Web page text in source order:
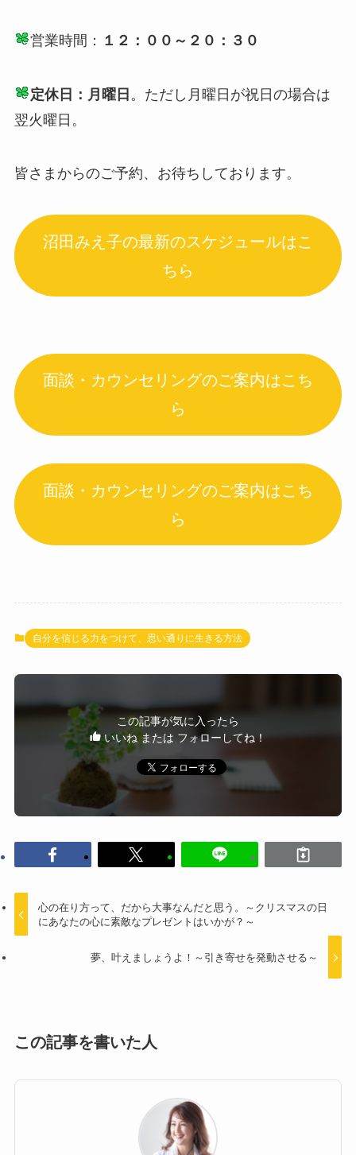
営業時間： １２：００～２０：３０
定休日：月曜日 。ただし月曜日が祝日の場合は
翌火曜日。
皆さまからのご予約、お待ちしております。
沼田みえ子の最新のスケジュールはこ
ちら
面談・カウンセリングのご案内はこち
ら
面談・カウンセリングのご案内はこち
ら
自分を信じる力をつけて、思い通りに生きる方法
この記事が気に入ったら
いいね または フォローしてね！
心の在り方って、だから大事なんだと思う。～クリスマスの日
にあなたの心に素敵なプレゼントはいかが？～
夢、叶えましょうよ！～引き寄せを発動させる～
この記事を書いた人